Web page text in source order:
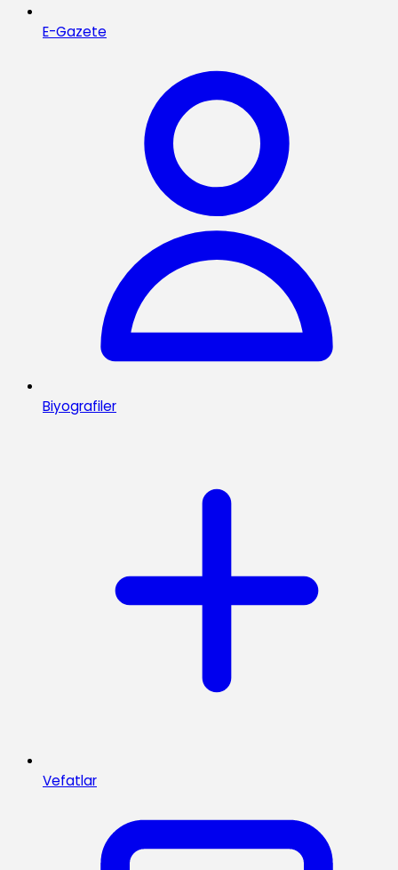
E-Gazete
Biyografiler
Vefatlar